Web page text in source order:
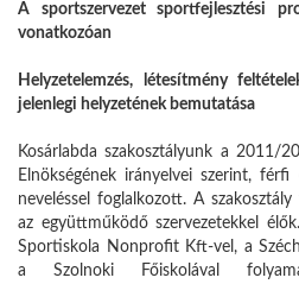
A sportszervezet sportfejlesztési
vonatkozóan
Helyzetelemzés, létesítmény
jelenlegi helyzetének bemutatása
Kosárlabda szakosztályunk a 2011/
Elnökségének irányelvei szerint,
neveléssel foglalkozott. A
az együttműködő szervezetekkel
Sportiskola Nonprofit Kft-vel, a
a Szolnoki Főiskolával